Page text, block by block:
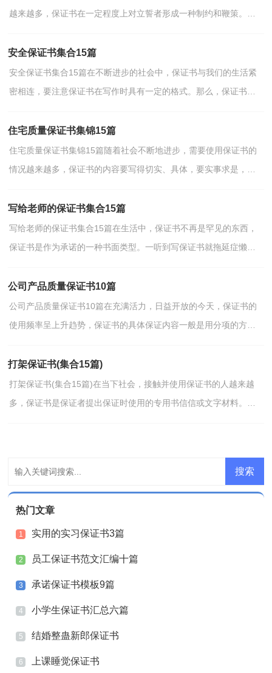
越来越多，保证书在一定程度上对立誓者形成一种制约和鞭策。在
安全保证书集合15篇
安全保证书集合15篇在不断进步的社会中，保证书与我们的生活紧
密相连，要注意保证书在写作时具有一定的格式。那么，保证书到
住宅质量保证书集锦15篇
住宅质量保证书集锦15篇随着社会不断地进步，需要使用保证书的
情况越来越多，保证书的内容要写得切实、具体，要实事求是，说
写给老师的保证书集合15篇
写给老师的保证书集合15篇在生活中，保证书不再是罕见的东西，
保证书是作为承诺的一种书面类型。一听到写保证书就拖延症懒癌
公司产品质量保证书10篇
公司产品质量保证书10篇在充满活力，日益开放的今天，保证书的
使用频率呈上升趋势，保证书的具体保证内容一般是用分项的方式
打架保证书(集合15篇)
打架保证书(集合15篇)在当下社会，接触并使用保证书的人越来越
多，保证书是保证者提出保证时使用的专用书信信或文字材料。一
热门文章
1 实用的实习保证书3篇
2 员工保证书范文汇编十篇
3 承诺保证书模板9篇
4 小学生保证书汇总六篇
5 结婚整蛊新郎保证书
6 上课睡觉保证书